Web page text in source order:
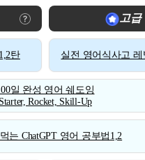
고급
탄 실전 영어식사고 레
일 완성 영어 쉐도잉
Starter, Rocket, Skill-Up
는 ChatGPT 영어 공부법1,2